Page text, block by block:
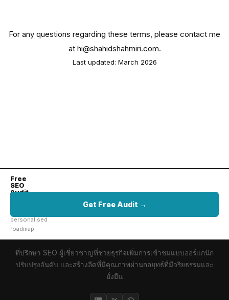
For any questions regarding these terms, please contact me
at hi@shahidshahmiri.com.
Last updated: March 2026
Free
SEO
Audit
personalised
roadmap
Get Free Audit →
ที่ปรึกษา SEO ผู้เชี่ยวชาญที่ช่วยธุรกิจเพิ่มการเข้าชมแบบออร์แกนิก
ปรับปรุงอันดับ และสร้างลีดที่มีคุณภาพผ่านกลยุทธ์ที่มีจริยธรรมและ
ยั่งยืน